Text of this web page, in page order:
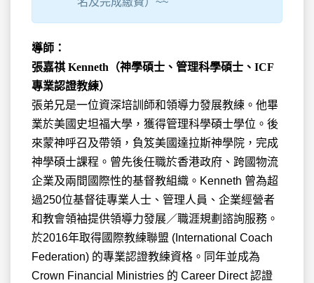
導師：
張嘉祺 Kenneth（神學碩士、管理科學碩士、ICF
專業認證教練）
張弟兄是一位資深培訓師和領導力發展教練。他畢
業於美國史坦福大學，獲得管理科學碩士學位。後
來蒙神呼召及帶領，負笈美國達拉斯神學院，完成
神學碩士課程。曾先後任職於香港政府、跨國物流
企業及兩間國際性的基督教組織。Kenneth 曾為超
過250位基督徒專業人士、管理人員、企業經營者
和教會領袖提供領導力發展／職涯規劃諮詢服務。
於2016年取得國際教練聯盟 (International Coach
Federation) 的專業認證教練資格。同年並成為
Crown Financial Ministries 的 Career Direct 認證